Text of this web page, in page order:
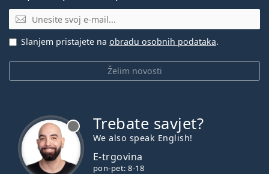
E-mail
Želim novosti
Slanjem pristajete na obradu osobnih podataka.
Trebate savjet?
We also speak English!
E-trgovina
pon-pet: 8-18